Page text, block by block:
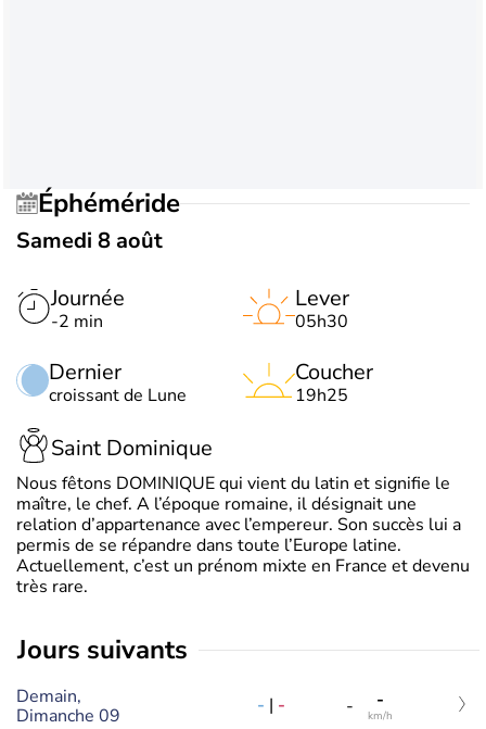
Éphéméride
Samedi 8 août
Journée
-2 min
Dernier
croissant de Lune
Lever
05h30
Coucher
19h25
Saint Dominique
Nous fêtons DOMINIQUE qui vient du latin et signifie le
maître, le chef. A l’époque romaine, il désignait une
relation d’appartenance avec l’empereur. Son succès lui a
permis de se répandre dans toute l’Europe latine.
Actuellement, c’est un prénom mixte en France et devenu
très rare.
jours suivants
Demain,
Dimanche 09
- | - - -
km/h